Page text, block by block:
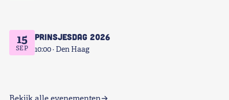
15
SEP
Prinsjesdag 2026
10:00 Den Haag